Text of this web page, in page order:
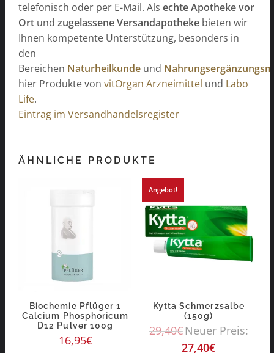
telefonisch oder per E-Mail. Als echte Apotheke vor
Ort und zugelassene Versandapotheke bieten wir
Ihnen kompetente Unterstützung, besonders in
den
Bereichen Naturheilkunde und
hier Produkte von vitOrgan Arzneimittel und Labo
Life.
Eintrag im Versandhandelsregister
ÄHNLICHE PRODUKTE
Biochemie Pflüger 1
Calcium Phosphoricum
D12 Pulver 100g
16,95€
Angebot!
Kytta Schmerzsalbe
(150g)
29,40€Neuer Preis:
27,40€